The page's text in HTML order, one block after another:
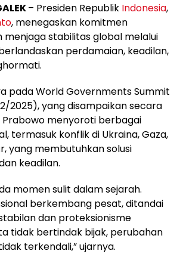
– Presiden Republik Indonesia,
, menegaskan komitmen
menjaga stabilitas global melalui
perdamaian, keadilan,
pada World Governments Summit
2025), yang disampaikan secara
Prabowo menyoroti berbagai
termasuk konflik di Ukraina, Gaza,
yang membutuhkan solusi
keadilan.
momen sulit dalam sejarah.
berkembang pesat, ditandai
dan proteksionisme
tidak bertindak bijak, perubahan
terkendali,” ujarnya.